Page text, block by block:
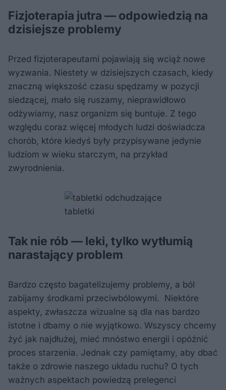
Fizjoterapia jutra — odpowiedzią na
dzisiejsze problemy
Przed fizjoterapeutami pojawiają się wciąż nowe
wyzwania. Niestety w dzisiejszych czasach, kiedy
znaczną większość czasu spędzamy w pozycji
siedzącej, mało się ruszamy, nieprawidłowo
odżywiamy, nasz organizm się buntuje. Z tego
względu coraz więcej młodych ludzi doświadcza
chorób, które kiedyś były przypisywane jedynie
ludziom w wieku starczym, na przykład
zwyrodnienia.
tabletki
Tak nie rób — leki, tylko wytłumią
narastający problem
Bardzo często bagatelizujemy problemy, a ból
zabijamy środkami przeciwbólowymi. Niektóre
aspekty, zwłaszcza wizualne są dla nas bardzo
istotne i dbamy o nie wyjątkowo. Wszyscy chcemy
żyć jak najdłużej, mieć mnóstwo energii i opóźnić
proces starzenia. Jednak czy pamiętamy, aby dbać
także o zdrowie naszego układu ruchu? O tych
ważnych aspektach powiedzą prelegenci